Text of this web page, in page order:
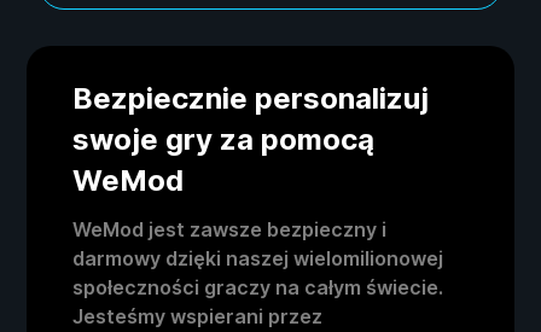
Bezpiecznie personalizuj
swoje gry za pomocą
WeMod
WeMod jest zawsze bezpieczny i
darmowy dzięki naszej wielomilionowej
społeczności graczy na całym świecie.
Jesteśmy wspierani przez